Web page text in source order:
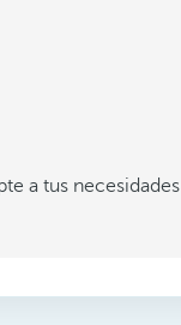
a tus necesidades